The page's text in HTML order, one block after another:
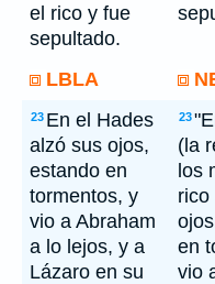
el rico y fue
sepultado.
LBLA
23 En el Hades
alzó sus ojos,
estando en
tormentos, y
vio a Abraham
a lo lejos, y a
Lázaro en su
23
(la
los
rico
en
vio